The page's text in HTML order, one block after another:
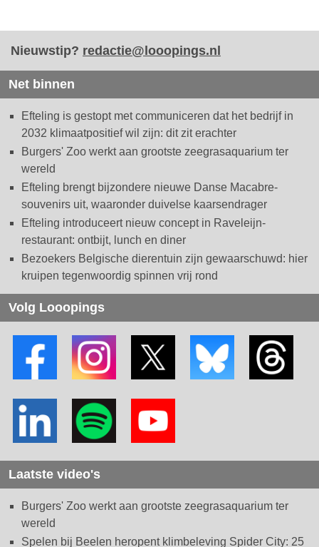
Nieuwstip? redactie@looopings.nl
Net binnen
Efteling is gestopt met communiceren dat het bedrijf in
2032 klimaatpositief wil zijn: dit zit erachter
Burgers' Zoo werkt aan grootste zeegrasaquarium ter
wereld
Efteling brengt bijzondere nieuwe Danse Macabre-
souvenirs uit, waaronder duivelse kaarsendrager
Efteling introduceert nieuw concept in Raveleijn-
restaurant: ontbijt, lunch en diner
Bezoekers Belgische dierentuin zijn gewaarschuwd: hier
kruipen tegenwoordig spinnen vrij rond
Volg Looopings
Laatste video's
Burgers' Zoo werkt aan grootste zeegrasaquarium ter
wereld
Spelen bij Beelen heropent klimbeleving Spider City: 25